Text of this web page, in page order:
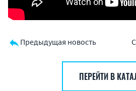
Предыдущая новость
ПЕРЕЙТИ В